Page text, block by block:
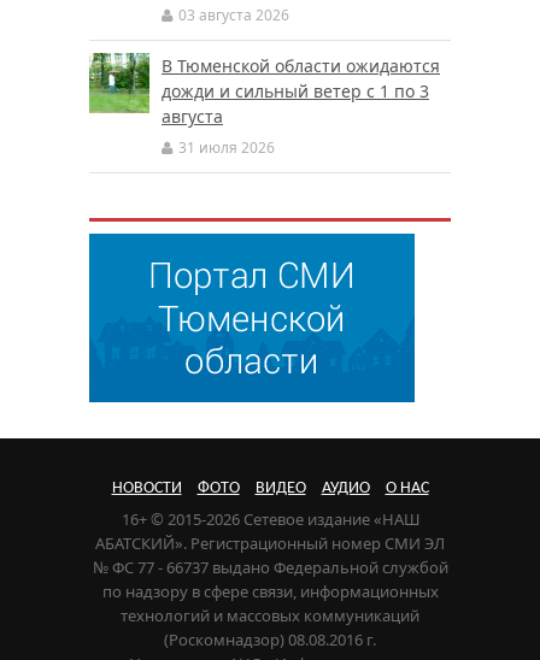
03 августа 2026
В Тюменской области ожидаются
дожди и сильный ветер с 1 по 3
августа
31 июля 2026
НОВОСТИ ФОТО ВИДЕО АУДИО О НАС
16+ © 2015-2026 Сетевое издание «НАШ
АБАТСКИЙ». Регистрационный номер СМИ ЭЛ
№ ФС 77 - 66737 выдано Федеральной службой
по надзору в сфере связи, информационных
технологий и массовых коммуникаций
(Роскомнадзор) 08.08.2016 г.